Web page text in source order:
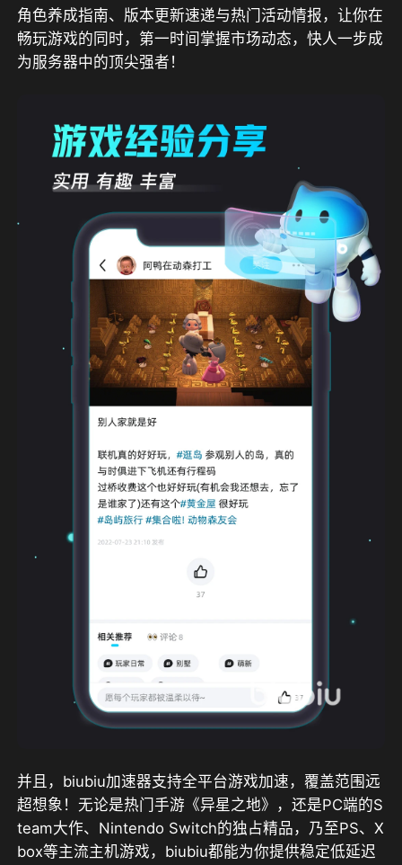
角色养成指南、版本更新速递与热门活动情报，让你在
畅玩游戏的同时，第一时间掌握市场动态，快人一步成
为服务器中的顶尖强者！
并且， biubiu加速器支持全平台游戏加速，覆盖范围远
超想象！无论是热门手游《异星之地》，还是PC端的S
team大作、Nintendo Switch的独占精品，乃至PS、X
box等主流主机游戏，biubiu都能为你提供稳定低延迟